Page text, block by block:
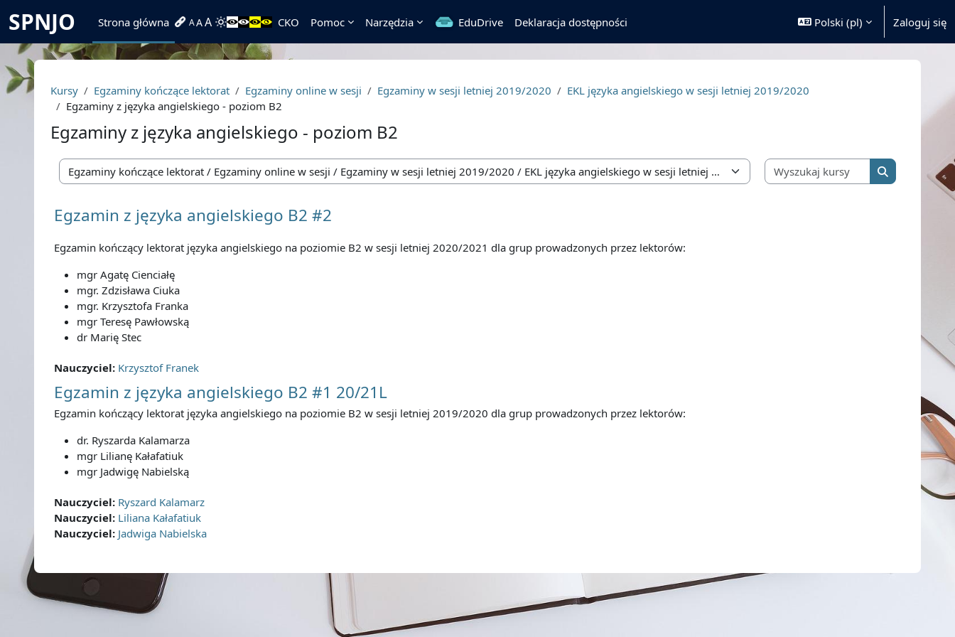
SPNJO Strona główna AAA CKO Pomoc Narzędzia EduDrive Deklaracja dostępności Polski ‎(pl)‎ Zaloguj się
Kursy Egzaminy kończące lektorat Egzaminy online w sesji Egzaminy w sesji letniej 2019/2020
EKL języka angielskiego w sesji letniej 2019/2020
Egzaminy z języka angielskiego - poziom B2
Egzaminy z języka angielskiego - poziom B2
Kategorie kursów
Wyszukaj kursy
Wyszukaj
Egzamin z języka angielskiego B2 #2
Egzamin kończący lektorat języka angielskiego na poziomie B2 w sesji letniej 2020/2021 dla grup prowadzonych przez lektorów:
mgr Agatę Cienciałę
mgr. Zdzisława Ciuka
mgr. Krzysztofa Franka
mgr Teresę Pawłowską
dr Marię Stec
Nauczyciel: Krzysztof Franek
Egzamin z języka angielskiego B2 #1 20/21L
Egzamin kończący lektorat języka angielskiego na poziomie B2 w sesji letniej 2019/2020 dla grup prowadzonych przez lektorów:
dr. Ryszarda Kalamarza
mgr Lilianę Kałafatiuk
mgr Jadwigę Nabielską
Nauczyciel: Ryszard Kalamarz
Nauczyciel: Liliana Kałafatiuk
Nauczyciel: Jadwiga Nabielska